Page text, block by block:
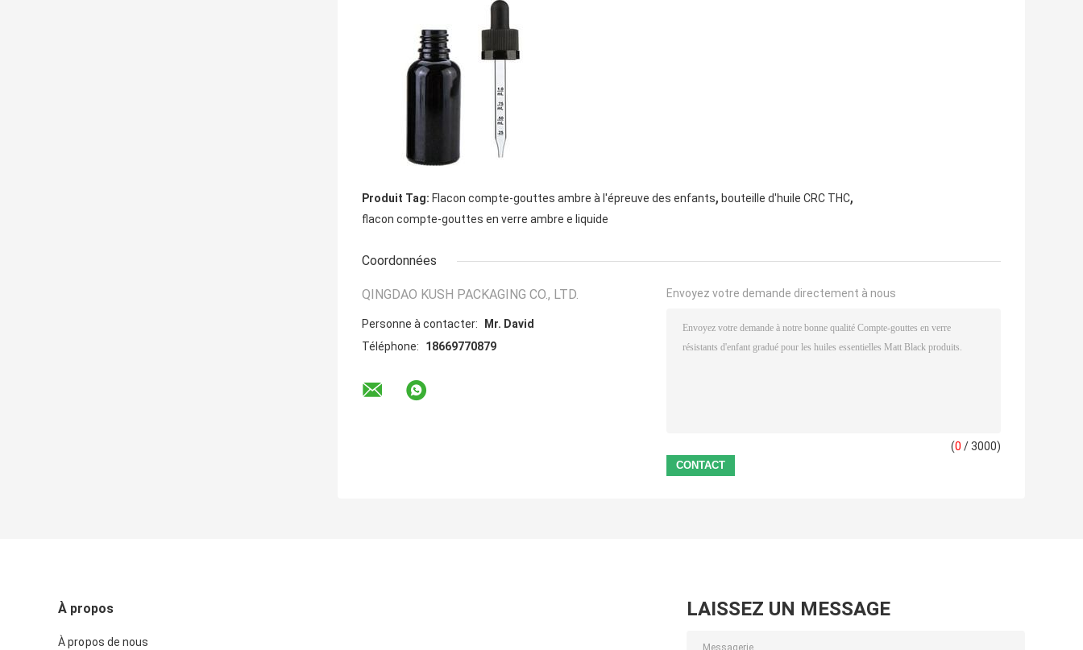
Produit Tag: Flacon compte-gouttes ambre à l'épreuve des enfants, bouteille d'huile CRC THC,
flacon compte-gouttes en verre ambre e liquide
Coordonnées
QINGDAO KUSH PACKAGING CO., LTD.
Personne à contacter:
Mr. David
Téléphone:
18669770879
Envoyez votre demande directement à nous
(0 / 3000)
À propos
À propos de nous
LAISSEZ UN MESSAGE